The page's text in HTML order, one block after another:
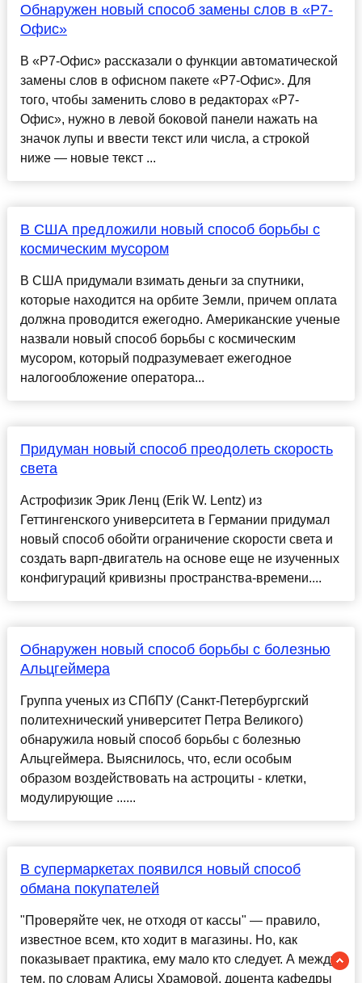
Обнаружен новый способ замены слов в «Р7-
Офис»￼
В «Р7-Офис» рассказали о функции автоматической
замены слов в офисном пакете «Р7-Офис». Для
того, чтобы заменить слово в редакторах «Р7-
Офис», нужно в левой боковой панели нажать на
значок лупы и ввести текст или числа, а строкой
ниже — новые текст ...
В США предложили новый способ борьбы с
космическим мусором
В США придумали взимать деньги за спутники,
которые находится на орбите Земли, причем оплата
должна проводится ежегодно. Американские ученые
назвали новый способ борьбы с космическим
мусором, который подразумевает ежегодное
налогообложение оператора...
Придуман новый способ преодолеть скорость
света
Астрофизик Эрик Ленц (Erik W. Lentz) из
Геттингенского университета в Германии придумал
новый способ обойти ограничение скорости света и
создать варп-двигатель на основе еще не изученных
конфигураций кривизны пространства-времени....
Обнаружен новый способ борьбы с болезнью
Альцгеймера
Группа ученых из СПбПУ (Санкт-Петербургский
политехнический университет Петра Великого)
обнаружила новый способ борьбы с болезнью
Альцгеймера. Выяснилось, что, если особым
образом воздействовать на астроциты - клетки,
модулирующие ......
В супермаркетах появился новый способ
обмана покупателей
"Проверяйте чек, не отходя от кассы" — правило,
известное всем, кто ходит в магазины. Но, как
показывает практика, ему мало кто следует. А между
тем, по словам Алисы Храмовой, доцента кафедры